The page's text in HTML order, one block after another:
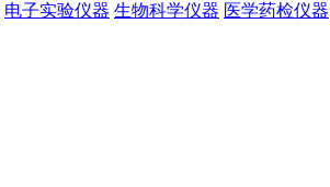
电子实验仪器 生物科学仪器 医学药检仪器